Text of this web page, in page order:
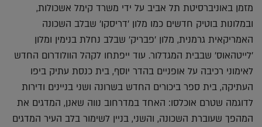
מזמן באוניברסיטת תל אביב על ידי משרד קימל אשכולות,
ובמלונות בוטיק חדשים כמו מלון 'דריסקו' שבלב השכונה
האמריקאית גרמנית, מלון 'פבריק' שבלב נחלת בנימין ומלון
'לייטהאוס' שבבית המגדלור. עוד ייפתחו לקהל הוולודרום החדש
לאימוני רכיבה על אופניים בהדר יוסף, בית כנסת עתיק ביפו
העתיקה, בית ספר ביכורים החדש בשרונה ושני בניינים ודירות
לדוגמה שטרם אוכלסו: האחד במדרחוב נווה שאנן, המדגים את
המהפך שעוברת השכונה, והשני, בניין לשימור בלב העיר המדגים